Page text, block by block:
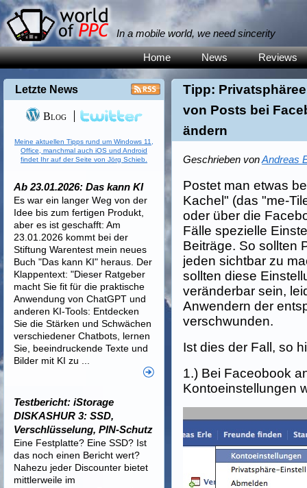
In a mobile world, we need sincerity
Home News Reviews
Tipp:
von Posts bei
ändern
Geschrieben vonAndreas
Postet man etwas
Kachel" (das "me-
oder über die
Fälle spezielle
Beiträge. So sollten
jeden sichtbar zu
sollten diese
veränderbar sein,
Anwendern der
verschwunden.
Ist dies der Fall, so
1.) Bei Faceobook
Kontoeinstellungen
Letzte News
Blog
Meine aktuellen Tipps rund um Windows 11,
Office, manchmal auch iOS und Android
findet Ihr auf der Seite von Jörg Schieb.
Ab 23.01.2026: Das kann KI
Es war ein langer Weg von der
Idee bis zum fertigen Produkt,
aber es ist geschafft: Am
23.01.2026 kommt bei der
Stiftung Warentest mein neues
Buch "Das kann KI" heraus. Der
Klappentext: "Dieser Ratgeber
macht Sie fit für die praktische
Anwendung von ChatGPT und
anderen KI-Tools: Entdecken
Sie die Stärken und Schwächen
verschiedener Chatbots, lernen
Sie, beeindruckende Texte und
Bilder mit KI zu ...
Testbericht: iStorage
DISKASHUR 3: SSD,
Verschlüsselung, PIN-Schutz
Eine Festplatte? Eine SSD? Ist
das noch einen Bericht wert?
Nahezu jeder Discounter bietet
mittlerweile im